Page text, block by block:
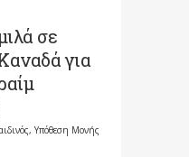
σε
για
, Υπόθεση Μονής